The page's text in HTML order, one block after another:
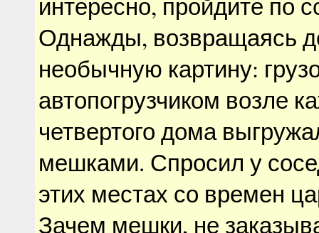
Однажды, возвращаясь
необычную картину:
автопогрузчиком возле
четвертого дома
мешками. Спросил у
этих местах со времен
Зачем мешки, не